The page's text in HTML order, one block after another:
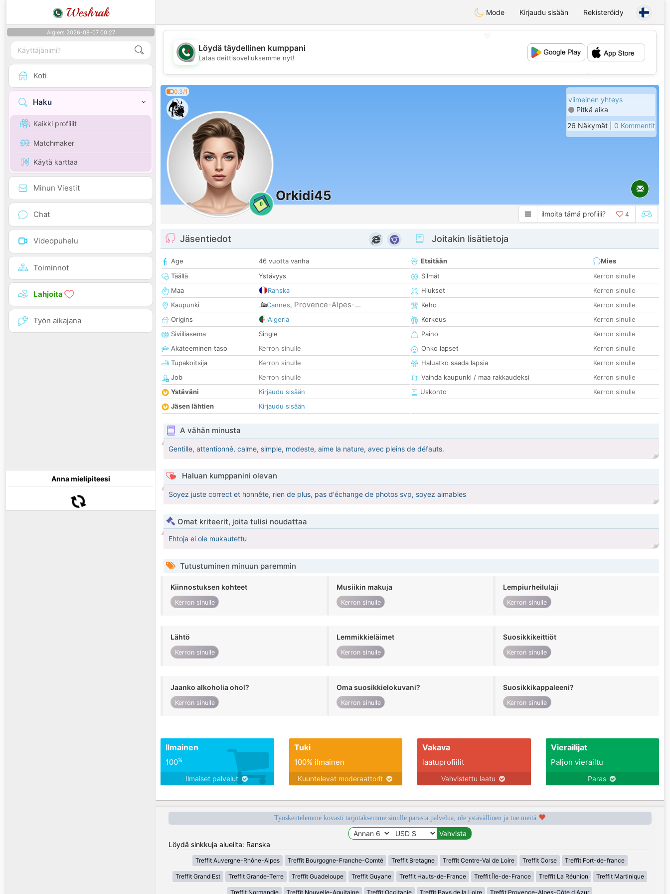
Weshrak Mode Kirjaudu sisään Rekisteröidy
Algiers 2026-08-07 00:27
Koti
Haku
Kaikki profiilit
Matchmaker
Käytä karttaa
Minun Viestit
Chat
Videopuhelu
Toiminnot
Lahjoita
Työn aikajana
Anna mielipiteesi
💖
💕
Löydä täydellinen kumppani
Lataa deittisovelluksemme nyt!
0.3/1
0
Orkidi45
viimeinen yhteys
Pitkä aika
26 Näkymät | 0 Kommentit
ilmoita tämä profiili? 4
Jäsentiedot
Age
46 vuotta vanha
Täällä
Ystävyys
Maa
Ranska
Kaupunki
Cannes, Provence-Alpes-...
Origins
Algeria
Siviiliasema
Single
Akateeminen taso
Kerron sinulle
Tupakoitsija
Kerron sinulle
Job
Kerron sinulle
Ystäväni
Kirjaudu sisään
Jäsen lähtien
Kirjaudu sisään
Joitakin lisätietoja
Etsitään
Mies
Silmät
Kerron sinulle
Hiukset
Kerron sinulle
Keho
Kerron sinulle
Korkeus
Kerron sinulle
Paino
Kerron sinulle
Onko lapset
Kerron sinulle
Haluatko saada lapsia
Kerron sinulle
Vaihda kaupunki / maa rakkaudeksi
Kerron sinulle
Uskonto
Kerron sinulle
A vähän minusta
Gentille, attentionné, calme, simple, modeste, aime la nature, avec pleins de défauts.
Haluan kumppanini olevan
Soyez juste correct et honnête, rien de plus, pas d'échange de photos svp, soyez aimables
Omat kriteerit, joita tulisi noudattaa
Ehtoja ei ole mukautettu
Tutustuminen minuun paremmin
Kiinnostuksen kohteet
Kerron sinulle
Musiikin makuja
Kerron sinulle
Lempiurheilulaji
Kerron sinulle
Lähtö
Kerron sinulle
Lemmikkieläimet
Kerron sinulle
Suosikkikeittiöt
Kerron sinulle
Jaanko alkoholia ohol?
Kerron sinulle
Oma suosikkielokuvani?
Kerron sinulle
Suosikkikappaleeni?
Kerron sinulle
Ilmainen
100%
Ilmaiset palvelut
Tuki
100% ilmainen
Kuuntelevat moderaattorit
Vakava
laatuprofiilit
Vahvistettu laatu
Vierailijat
Paljon vierailtu
Paras
Työskentelemme kovasti tarjotaksemme sinulle parasta palvelua, ole ystävällinen ja tue meitä
Löydä sinkkuja alueilta: Ranska
Treffit Auvergne-Rhône-Alpes Treffit Bourgogne-Franche-Comté Treffit Bretagne Treffit Centre-Val de Loire Treffit Corse Treffit Fort-de-france
Treffit Grand Est Treffit Grande-Terre Treffit Guadeloupe Treffit Guyane Treffit Hauts-de-France Treffit Île-de-France Treffit La Réunion Treffit Martinique
Treffit Normandie Treffit Nouvelle-Aquitaine Treffit Occitanie Treffit Pays de la Loire Treffit Provence-Alpes-Côte d Azur